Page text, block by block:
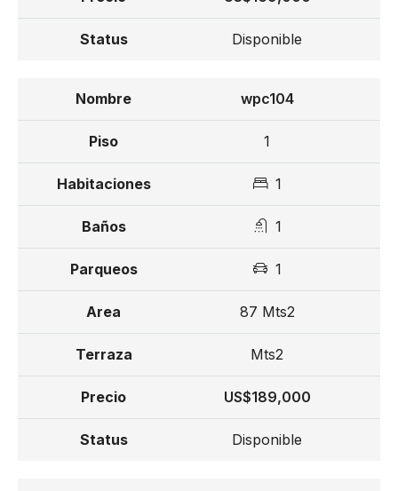
From US$ 159,000
Disponible
wpc104
1
1
1
1
87 Mts2
Mts2
US$189,000
Disponible